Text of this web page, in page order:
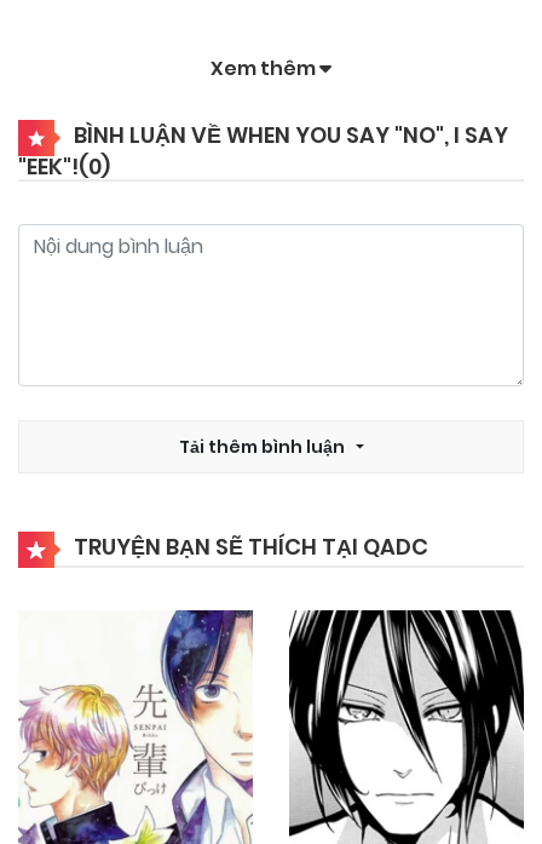
Xem thêm
BÌNH LUẬN VỀ WHEN YOU SAY "NO", I SAY
"EEK"!(0)
Tải thêm bình luận
TRUYỆN BẠN SẼ THÍCH TẠI QADC